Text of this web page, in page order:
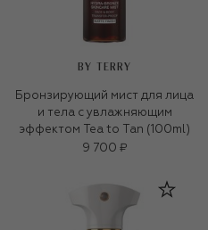
BY TERRY
Бронзирующий мист для лица
и тела с увлажняющим
эффектом Tea to Tan (100ml)
9 700 ₽